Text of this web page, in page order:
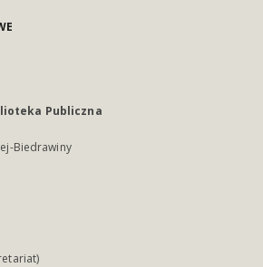
Publiczna
Biedrawiny